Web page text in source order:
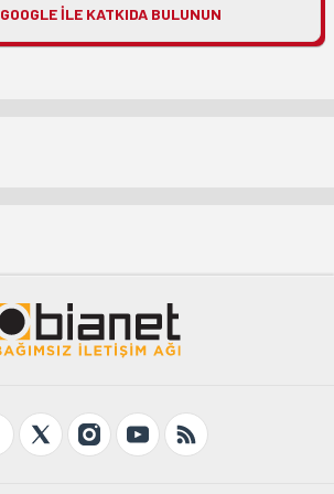
GOOGLE ILE KATKIDA BULUNUN